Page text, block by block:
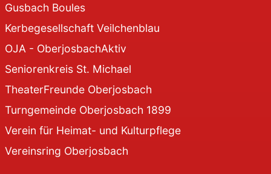
Gusbach Boules
Kerbegesellschaft Veilchenblau
OJA - OberjosbachAktiv
Seniorenkreis St. Michael
TheaterFreunde Oberjosbach
Turngemeinde Oberjosbach 1899
Verein für Heimat- und Kulturpflege
Vereinsring Oberjosbach